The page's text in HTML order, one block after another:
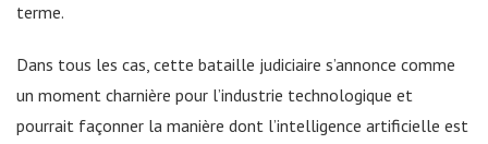
terme.
Dans tous les cas, cette bataille judiciaire s’annonce comme
un moment charnière pour l’industrie technologique et
pourrait façonner la manière dont l’intelligence artificielle est